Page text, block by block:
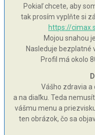
Pokiaľ chcete, aby
tak prosím vyplňte si
https://
Mojou snahou
Nasleduje bezplatné
Profil má okolo
Vášho zdravia a
a na diaľku. Teda
vášmu menu a
ten obrázok, čo sa